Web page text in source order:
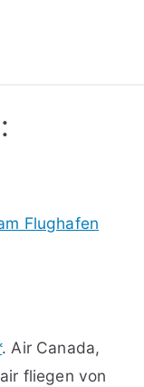
Flughafen
. Air Canada,
fliegen von